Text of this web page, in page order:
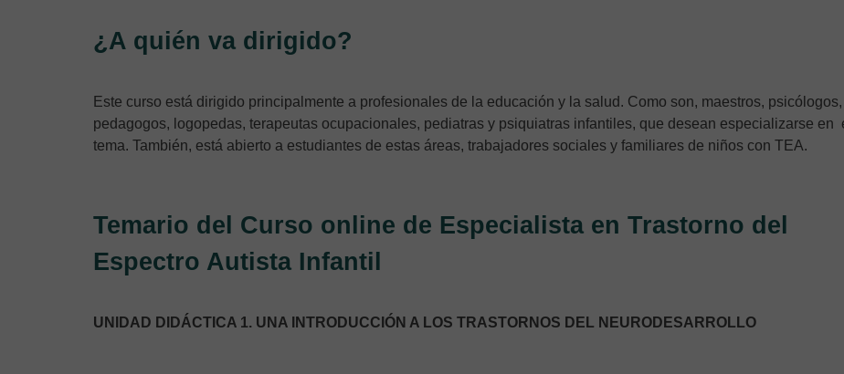
¿A quién va dirigido?
Este curso está dirigido principalmente a profesionales de la educación y la salud. Como son, maestros, psicólogos,
pedagogos, logopedas, terapeutas ocupacionales, pediatras y psiquiatras infantiles, que desean especializarse en
tema. También, está abierto a estudiantes de estas áreas, trabajadores sociales y familiares de niños con TEA.
Temario del Curso online de Especialista en Trastorno del
Espectro Autista Infantil
UNIDAD DIDÁCTICA 1. UNA INTRODUCCIÓN A LOS TRASTORNOS DEL NEURODESARROLLO